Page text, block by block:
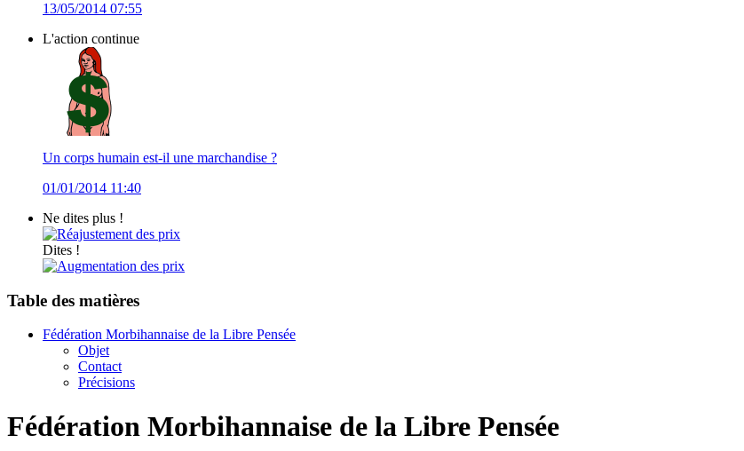
13/05/2014 07:55
L'action continue
Un corps humain est-il une marchandise ?
01/01/2014 11:40
Ne dites plus !
Réajustement des prix
Dites !
Augmentation des prix
Table des matières
Fédération Morbihannaise de la Libre Pensée
Objet
Contact
Précisions
Fédération Morbihannaise de la Libre Pensée